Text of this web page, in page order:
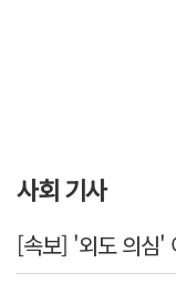
사회 기사